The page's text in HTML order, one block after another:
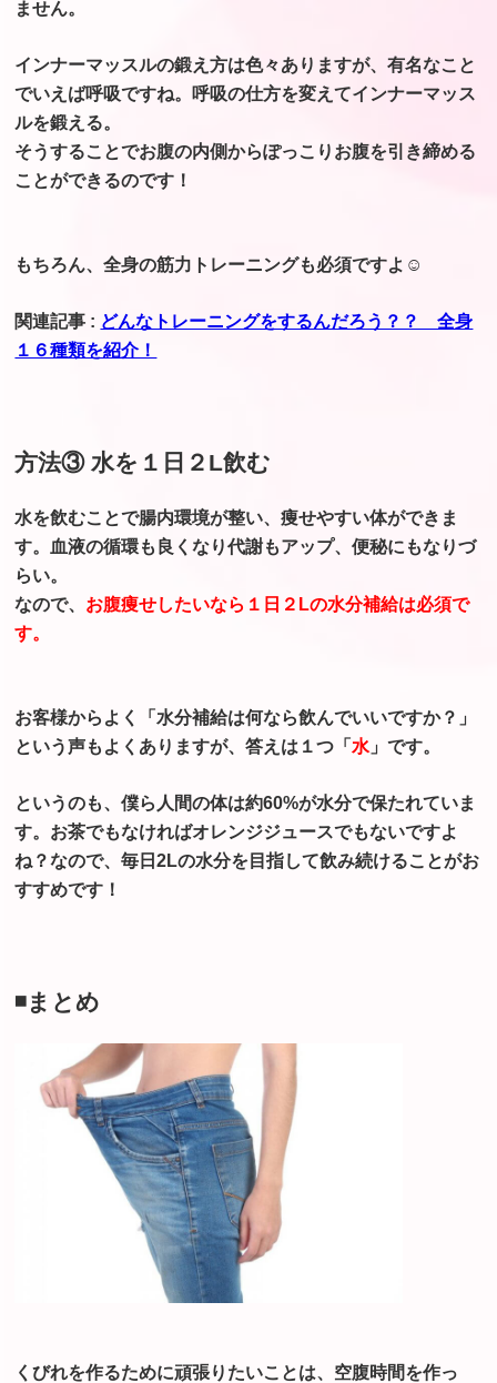
ません。
インナーマッスルの鍛え方は色々ありますが、有名なこと
でいえば呼吸ですね。呼吸の仕方を変えてインナーマッス
ルを鍛える。
そうすることでお腹の内側からぽっこりお腹を引き締める
ことができるのです！
もちろん、全身の筋力トレーニングも必須ですよ☺︎
関連記事 : どんなトレーニングをするんだろう？？ 全身
１６種類を紹介！
方法③ 水を１日２L飲む
水を飲むことで腸内環境が整い、痩せやすい体ができま
す。血液の循環も良くなり代謝もアップ、便秘にもなりづ
らい。
なので、 お腹痩せしたいなら１日２Lの水分補給は必須で
す。
お客様からよく「水分補給は何なら飲んでいいですか？」
という声もよくありますが、答えは１つ「 水 」です。
というのも、僕ら人間の体は約60%が水分で保たれていま
す。お茶でもなければオレンジジュースでもないですよ
ね？なので、毎日2Lの水分を目指して飲み続けることがお
すすめです！
◾️まとめ
くびれを作るために頑張りたいことは、空腹時間を作っ